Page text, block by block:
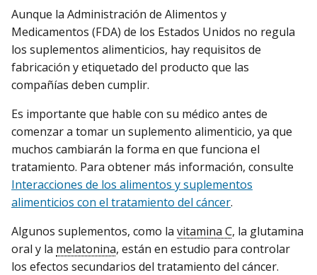
Aunque la Administración de Alimentos y
Medicamentos (FDA) de los Estados Unidos no regula
los suplementos alimenticios, hay requisitos de
fabricación y etiquetado del producto que las
compañías deben cumplir.
Es importante que hable con su médico antes de
comenzar a tomar un suplemento alimenticio, ya que
muchos cambiarán la forma en que funciona el
tratamiento. Para obtener más información, consulte
Interacciones de los alimentos y suplementos
alimenticios con el tratamiento del cáncer.
Algunos suplementos, como la vitamina C, la glutamina
oral y la melatonina, están en estudio para controlar
los efectos secundarios del tratamiento del cáncer.